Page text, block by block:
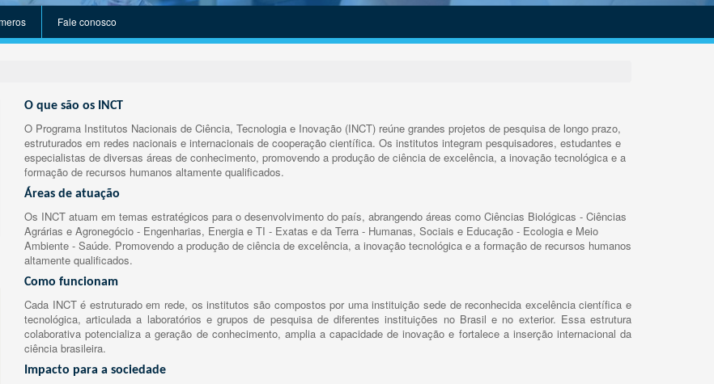
Fale conosco
O que são os INCT
O Programa Institutos Nacionais de Ciência, Tecnologia e Inovação (INCT) reúne grandes projetos de pesquisa de longo prazo,
estruturados em redes nacionais e internacionais de cooperação científica. Os institutos integram pesquisadores, estudantes e
especialistas de diversas áreas de conhecimento, promovendo a produção de ciência de excelência, a inovação tecnológica e a
formação de recursos humanos altamente qualificados.
Áreas de atuação
Os INCT atuam em temas estratégicos para o desenvolvimento do país, abrangendo áreas como Ciências Biológicas - Ciências
Agrárias e Agronegócio - Engenharias, Energia e TI - Exatas e da Terra - Humanas, Sociais e Educação - Ecologia e Meio
Ambiente - Saúde. Promovendo a produção de ciência de excelência, a inovação tecnológica e a formação de recursos humanos
altamente qualificados.
Como funcionam
Cada INCT é estruturado em rede, os institutos são compostos por uma instituição sede de reconhecida excelência científica e
tecnológica, articulada a laboratórios e grupos de pesquisa de diferentes instituições no Brasil e no exterior. Essa estrutura
colaborativa potencializa a geração de conhecimento, amplia a capacidade de inovação e fortalece a inserção internacional da
ciência brasileira.
Impacto para a sociedade